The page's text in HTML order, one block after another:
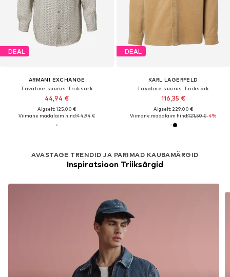
DEAL
ARMANI EXCHANGE
Tavaline suurus Triiksärk
44,94 €
Algselt: 125,00 €
Viimane madalaim hind:44,94 €
DEAL
KARL LAGERFELD
Tavaline suurus Triiksärk
116,35 €
Algselt: 229,00 €
Viimane madalaim hind:121,50 €-4%
AVASTAGE TRENDID JA PARIMAD KAUBAMÄRGID
Inspiratsioon Triiksärgid